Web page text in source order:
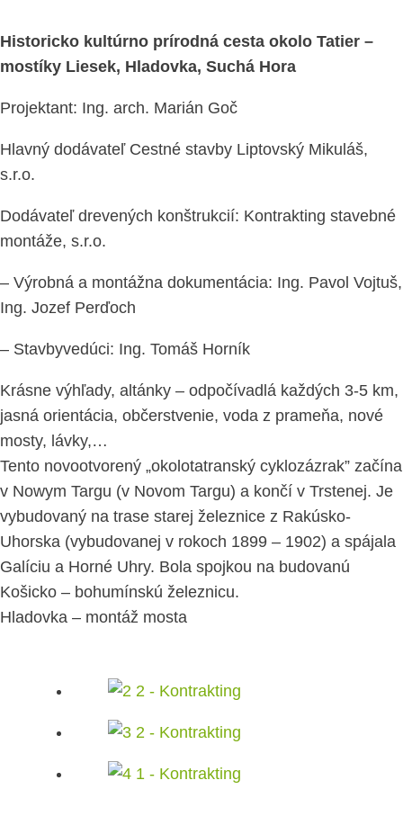
Historicko kultúrno prírodná cesta okolo Tatier –
mostíky Liesek, Hladovka, Suchá Hora
Projektant: Ing. arch. Marián Goč
Hlavný dodávateľ Cestné stavby Liptovský Mikuláš,
s.r.o.
Dodávateľ drevených konštrukcií: Kontrakting stavebné
montáže, s.r.o.
– Výrobná a montážna dokumentácia: Ing. Pavol Vojtuš,
Ing. Jozef Perďoch
– Stavbyvedúci: Ing. Tomáš Horník
Krásne výhľady, altánky – odpočívadlá každých 3-5 km,
jasná orientácia, občerstvenie, voda z prameňa, nové
mosty, lávky,…
Tento novootvorený „okolotatranský cyklozázrak” začína
v Nowym Targu (v Novom Targu) a končí v Trstenej. Je
vybudovaný na trase starej železnice z Rakúsko-
Uhorska (vybudovanej v rokoch 1899 – 1902) a spájala
Galíciu a Horné Uhry. Bola spojkou na budovanú
Košicko – bohumínskú železnicu.
Hladovka – montáž mosta